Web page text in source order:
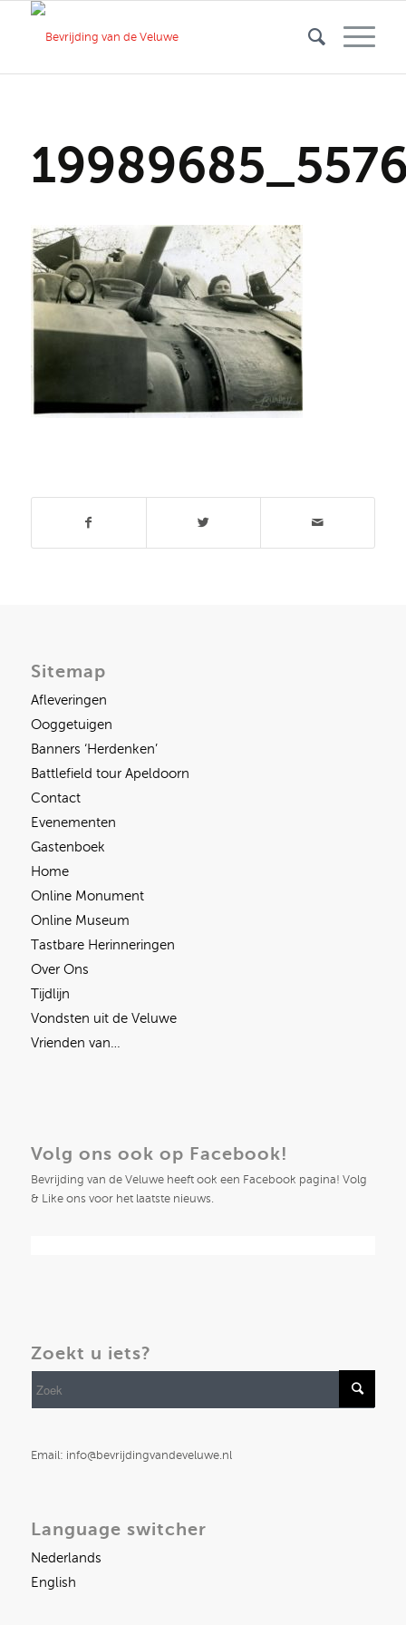
Sitemap
Afleveringen
Ooggetuigen
Banners ‘Herdenken’
Battlefield tour Apeldoorn
Contact
Evenementen
Gastenboek
Home
Online Monument
Online Museum
Tastbare Herinneringen
Over Ons
Tijdlijn
Vondsten uit de Veluwe
Vrienden van…
Volg ons ook op Facebook!
Bevrijding van de Veluwe heeft ook een Facebook pagina! Volg
& Like ons voor het laatste nieuws.
Zoekt u iets?
Email: info@bevrijdingvandeveluwe.nl
Language switcher
Nederlands
English